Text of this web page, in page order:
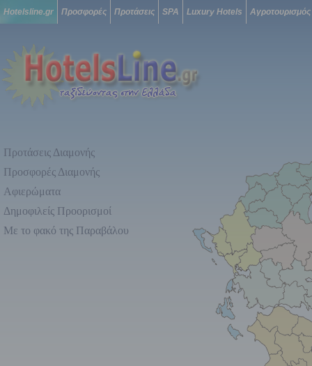
Hotelsline.gr Προσφορές Προτάσεις SPA Luxury Hotels Αγροτουρισμός
Προτάσεις Διαμονής
Προσφορές Διαμονής
Αφιερώματα
Δημοφιλείς Προορισμοί
Με το φακό της Παραβάλου